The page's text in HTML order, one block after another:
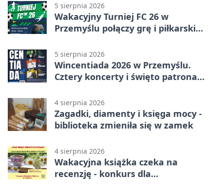
5 sierpnia 2026
Wakacyjny Turniej FC 26 w
Przemyślu połączy grę i piłkarski
5 sierpnia 2026
Wincentiada 2026 w Przemyślu.
Cztery koncerty i święto patrona
4 sierpnia 2026
Zagadki, diamenty i księga mocy -
biblioteka zmieniła się w zamek
4 sierpnia 2026
Wakacyjna książka czeka na
recenzję - konkurs dla